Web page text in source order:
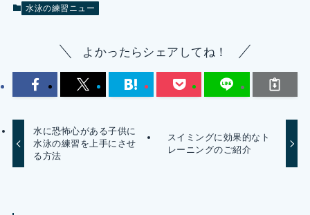
水泳の練習ニュー
よかったらシェアしてね！
水に恐怖心がある子供に
水泳の練習を上手にさせ
る方法
スイミングに効果的なト
レーニングのご紹介